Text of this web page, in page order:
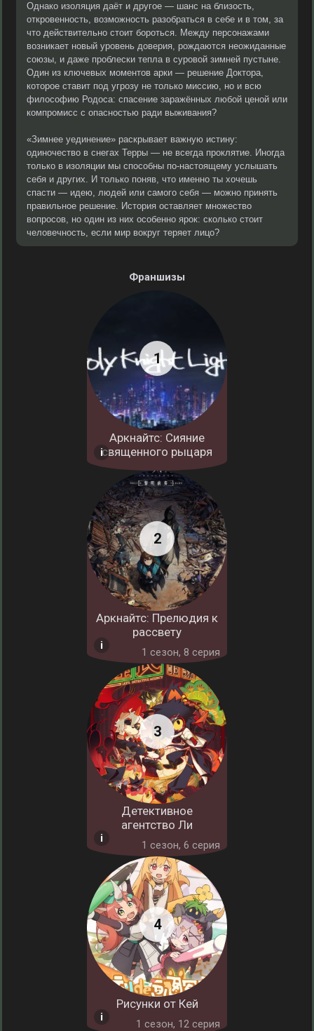
Однако изоляция даёт и другое — шанс на близость,
откровенность, возможность разобраться в себе и в том, за
что действительно стоит бороться. Между персонажами
возникает новый уровень доверия, рождаются неожиданные
союзы, и даже проблески тепла в суровой зимней пустыне.
Один из ключевых моментов арки — решение Доктора,
которое ставит под угрозу не только миссию, но и всю
философию Родоса: спасение заражённых любой ценой или
компромисс с опасностью ради выживания?
«Зимнее уединение» раскрывает важную истину:
одиночество в снегах Терры — не всегда проклятие. Иногда
только в изоляции мы способны по-настоящему услышать
себя и других. И только поняв, что именно ты хочешь
спасти — идею, людей или самого себя — можно принять
правильное решение. История оставляет множество
вопросов, но один из них особенно ярок: сколько стоит
человечность, если мир вокруг теряет лицо?
Франшизы
Аркнайтс: Сияние
священного рыцаря
Аркнайтс: Прелюдия к
рассвету
1 cезон, 8 серия
Детективное
агентство Ли
1 cезон, 6 серия
Рисунки от Кей
1 cезон, 12 серия